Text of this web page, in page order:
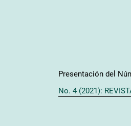
Presentación del
No. 4 (2021):